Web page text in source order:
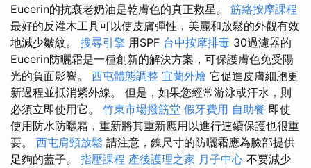
Eucerin的抗衰老奶油是乾膚色的真正救星。 筋絡按摩課程
最好的反灌木工具可以使皮膚彈性，美麗和放鬆的外觀有效
地減少皺紋。 搜尋引擎 用SPF 台中按摩排毒 30過濾器的
Eucerin防曬霜是一種創新的解決方案，可保護膚色免受陽
光的負面影響。 西屯體態調整 宜蘭外燴 它促進皮膚細胞更
新過程並抵消紫外線。 但是，如果您經常游泳或汗水，則
必須立即使用它。 竹東市場撥筋堂 假牙費用 自助餐 即使
使用防水防曬霜，重新將其重新應用以進行連續保護也很重
要。 西屯肩頸放鬆 請注意，鎳尺寸的防曬霜應為臉部提供
足夠的蓋子。 指壓課程 產後護理之家 月子中心 不要減少